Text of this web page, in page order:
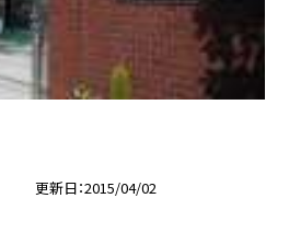
更新日 2015/04/02